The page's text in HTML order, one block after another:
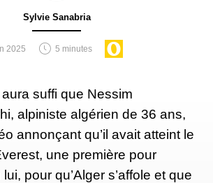
Sylvie Sanabria
2025 5 minutes
suffi que Nessim
alpiniste algérien de 36 ans,
annonçant qu’il avait atteint le
une première pour
lui, pour qu’Alger s’affole et que